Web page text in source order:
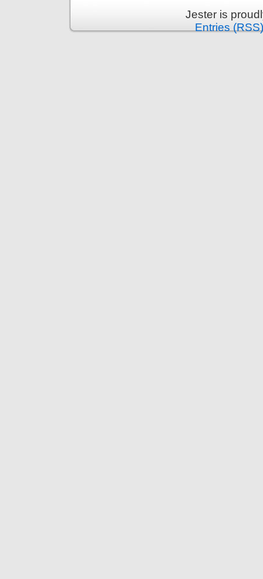
Jester is
Entries (RSS)